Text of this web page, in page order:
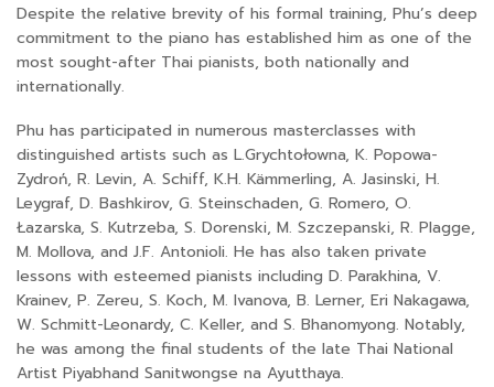
Despite the relative brevity of his formal training, Phu’s deep
commitment to the piano has established him as one of the
most sought-after Thai pianists, both nationally and
internationally.
Phu has participated in numerous masterclasses with
distinguished artists such as L.Grychtołowna, K. Popowa-
Zydroń, R. Levin, A. Schiff, K.H. Kämmerling, A. Jasinski, H.
Leygraf, D. Bashkirov, G. Steinschaden, G. Romero, O.
Łazarska, S. Kutrzeba, S. Dorenski, M. Szczepanski, R. Plagge,
M. Mollova, and J.F. Antonioli. He has also taken private
lessons with esteemed pianists including D. Parakhina, V.
Krainev, P. Zereu, S. Koch, M. Ivanova, B. Lerner, Eri Nakagawa,
W. Schmitt-Leonardy, C. Keller, and S. Bhanomyong. Notably,
he was among the final students of the late Thai National
Artist Piyabhand Sanitwongse na Ayutthaya.